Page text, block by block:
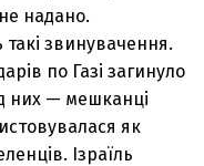
надано.
звинувачення.
по Газі загинуло
них — мешканці
як
Ізраїль